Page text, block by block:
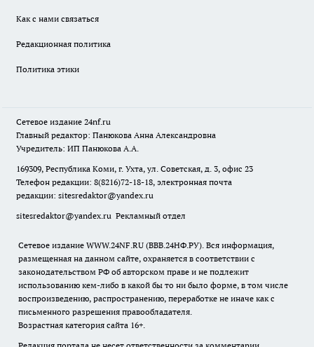
Как с нами связаться
Редакционная политика
Политика этики
Сетевое издание 24nf.ru
Главный редактор: Панюкова Анна Александровна
Учредитель: ИП Панюкова А.А.
169309, Республика Коми, г. Ухта, ул. Советская, д. 3, офис 23
Телефон редакции: 8(8216)72-18-18, электронная почта
редакции: sitesredaktor@yandex.ru
sitesredaktor@yandex.ru Рекламный отдел
Сетевое издание WWW.24NF.RU (ВВВ.24НФ.РУ). Вся информация,
размещенная на данном сайте, охраняется в соответствии с
законодательством РФ об авторском праве и не подлежит
использованию кем-либо в какой бы то ни было форме, в том числе
воспроизведению, распространению, переработке не иначе как с
письменного разрешения правообладателя.
Возрастная категория сайта 16+.